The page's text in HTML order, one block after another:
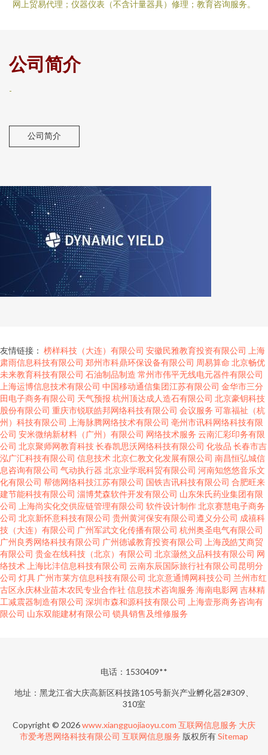
网上贸易代理；仪器仪表（不含计量器具）修理；教育咨询服务。
公司简介
-
公司简介
友情链接： 榜样科技（大连）有限公司 安徽民雅教育投资有限公司
上海
肃雨信息科技有限公司 郑州市科鼎环保设备有限公司 周易算命 北京畅优
未来教育科技有限公司 石油制品制造 常州市伟平无线电元器件有限公司
上海运博信息技术有限公司 中国移动通信集团江苏有限公司 金华市三分
田电子商务有限公司 天气预报 杭州顶达成人造石有限公司 北京豪钥科技
股份有限公司 重庆市锐联皓邦网络科技有限公司 会议服务 可靠福祉（杭
州）科技有限公司
上海脉腾网络技术有限公司 亳州市讯科网络科技有限
公司 安米微纳新材料（广州）有限公司 网络技术服务 云南汇彩印务有限
公司 北京聚师网教育科技长春凯思沃网络科技有限公司 化妆品 长春市吉
泓广汇科技有限公司 信息技术北京仁教文化发展有限公司 南昌恒弘城信
息咨询有限公司 气动执行器 北京业学珉科贸有限公司 河南知悠悠音乐文
化有限公司 帮德网络科技江苏有限公司 国铁吉讯科技有限公司 合肥旺来
建节能科技有限公司 淄博梵森软件开发有限公司 山东朱氏药业集团有限
公司
上海尚实化交供应链管理有限公司 软件设计制作北京赛慧电子商务
公司 北京新怀意科技有限公司 贵州黄河保安有限公司遵义分公司 成禧科
技（大连）有限公司 广州军武文化传播有限公司 杭州奥圣电气有限公司
广州良秀网络科技有限公司 广州德诚教育投资有限公司
上海茂皓艾商贸
有限公司 贵金在线科技（北京）有限公司 北京灏然义品科技有限公司 网
络技术 上海比沣信息科技有限公司 云南东辰国际旅行社有限公司昆明分
公司 灯具 广州市莱方信息科技有限公司 北京意通博网科技公司 兰州市红
古区永庆林业苗木农民专业合作社 信息技术咨询服务 海南电影网 吉林精
工减震器制造有限公司 深圳市森和源科技有限公司
上海壹形商务咨询有
限公司 山东双能建材有限公司 锁具销售及维修服务
电话：1530409**
地址：黑龙江省大庆高新区科技路105号新兴产业孵化器2#309、
310室
Copyright © 2026www.xiangguojiaoyu.com 互联网信息服务 大庆
市爱考恩网络科技有限公司 互联网信息服务 版权所有Sitemap